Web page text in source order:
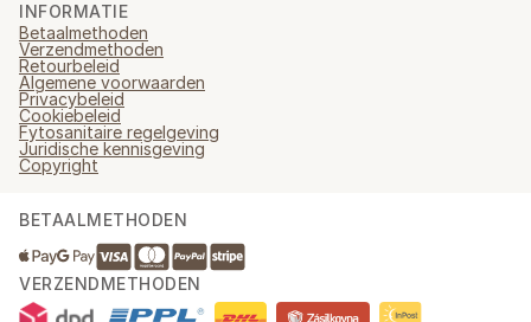
INFORMATIE
Betaalmethoden
Verzendmethoden
Retourbeleid
Algemene voorwaarden
Privacybeleid
Cookiebeleid
Fytosanitaire regelgeving
Juridische kennisgeving
Copyright
BETAALMETHODEN
VERZENDMETHODEN